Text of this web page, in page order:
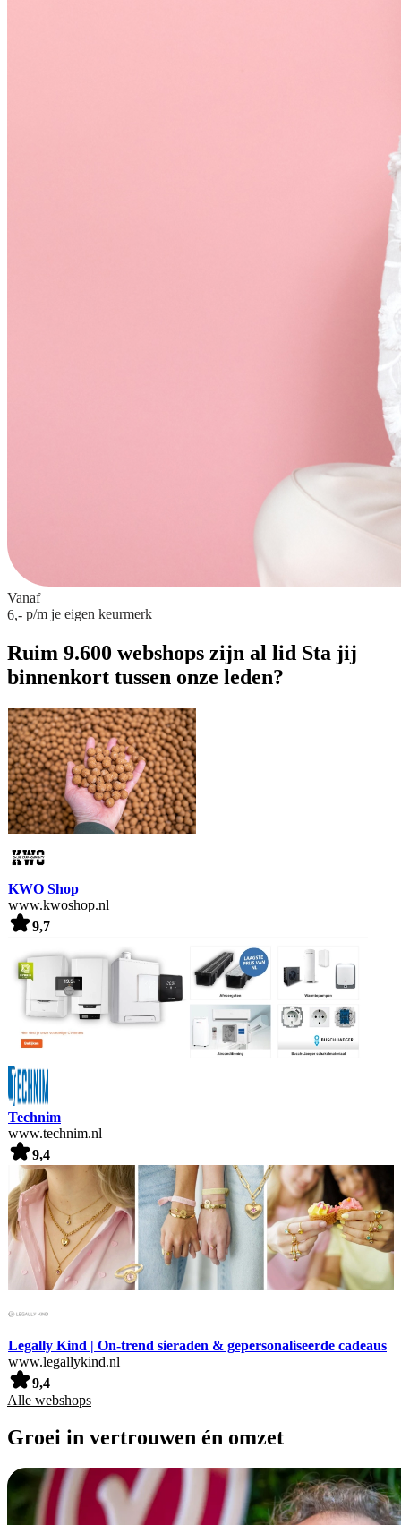
Vanaf
6,- p/m je eigen keurmerk
Ruim 9.600 webshops zijn al lid Sta jij
binnenkort tussen onze leden?
KWO Shop
www.kwoshop.nl
9,7
Technim
www.technim.nl
9,4
Legally Kind | On-trend sieraden & gepersonaliseerde cadeaus
www.legallykind.nl
9,4
Alle webshops
Groei in vertrouwen én omzet